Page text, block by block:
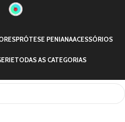
PRÓTESE PENIANAACESSÓRIOS
TODAS AS CATEGORIAS